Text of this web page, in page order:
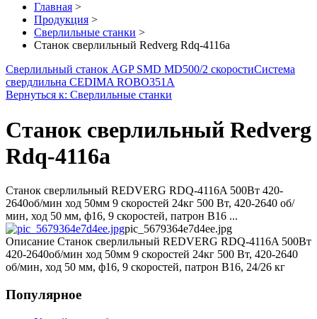
Главная >
Продукция >
Сверлильные станки >
Станок сверлильный Redverg Rdq-4116a
Сверлильный станок AGP SMD MD500/2 скоростиСистема
свердлильна CEDIMA ROBO351A
Вернуться к: Сверлильные станки
Станок сверлильный Redverg
Rdq-4116a
Станок сверлильный REDVERG RDQ-4116A 500Вт 420-
2640об/мин ход 50мм 9 скоростей 24кг 500 Вт, 420-2640 об/
мин, ход 50 мм, ф16, 9 скоростей, патрон В16 ...
pic_5679364e7d4ee.jpg
Описание Станок сверлильный REDVERG RDQ-4116A 500Вт
420-2640об/мин ход 50мм 9 скоростей 24кг 500 Вт, 420-2640
об/мин, ход 50 мм, ф16, 9 скоростей, патрон В16, 24/26 кг
Популярное